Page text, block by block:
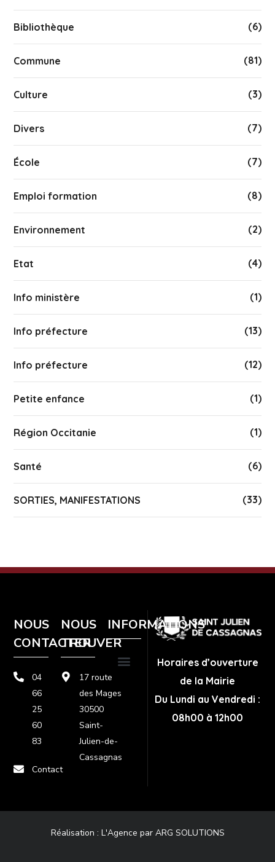
Bibliothèque (6)
Commune (81)
Culture (3)
Divers (7)
École (7)
Emploi formation (8)
Environnement (2)
Etat (4)
Info ministère (1)
Info préfecture (13)
Info préfecture (12)
Petite enfance (1)
Région Occitanie (1)
Santé (6)
SORTIES, MANIFESTATIONS (33)
NOUS
CONTACTER
04
66
25
60
83
Contact
NOUS
TROUVER
17 route
des Mages
30500
Saint-
Julien-de-
Cassagnas
INFORMATIONS
Horaires d’ouverture
de la Mairie
Du Lundi au Vendredi :
08h00 à 12h00
Réalisation : L'Agence par ARG SOLUTIONS